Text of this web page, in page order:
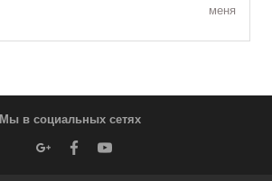
меня
Мы в социальных сетях